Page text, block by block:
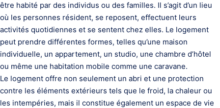
être habité par des individus ou des familles. Il s’agit d’un lieu
où les personnes résident, se reposent, effectuent leurs
activités quotidiennes et se sentent chez elles. Le logement
peut prendre différentes formes, telles qu’une maison
individuelle, un appartement, un studio, une chambre d’hôtel
ou même une habitation mobile comme une caravane.
Le logement offre non seulement un abri et une protection
contre les éléments extérieurs tels que le froid, la chaleur ou
les intempéries, mais il constitue également un espace de vie